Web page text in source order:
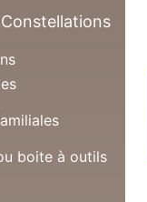
boite à outils